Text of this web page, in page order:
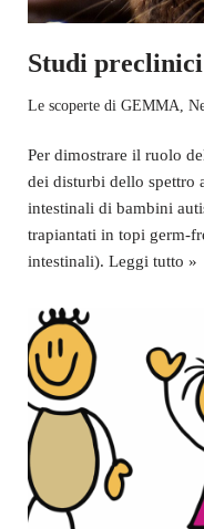
Studi preclinici
Le scoperte di GEMMA,
Per dimostrare il ruolo
dei disturbi dello spettro
intestinali di bambini
trapiantati in topi germ-
intestinali). Leggi tutto »